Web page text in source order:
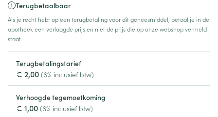
Terugbetaalbaar
Als je recht hebt op een terugbetaling voor dit geneesmiddel, betaal je in de
apotheek een verlaagde prijs en niet de prijs die op onze webshop vermeld
staat.
Terugbetalingstarief
€ 2,00 (6% inclusief btw)
Verhoogde tegemoetkoming
€ 1,00 (6% inclusief btw)